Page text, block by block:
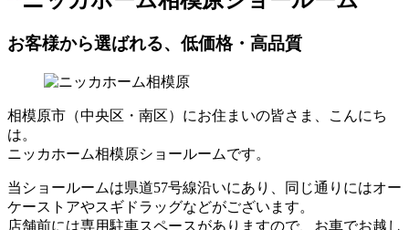
お客様から選ばれる、低価格・高品質
相模原市（中央区・南区）にお住まいの皆さま、こんにち
は。
ニッカホーム相模原ショールームです。
当ショールームは県道57号線沿いにあり、同じ通りにはオー
ケーストアやスギドラッグなどがございます。
店舗前には専用駐車スペースがありますので、お車でお越し